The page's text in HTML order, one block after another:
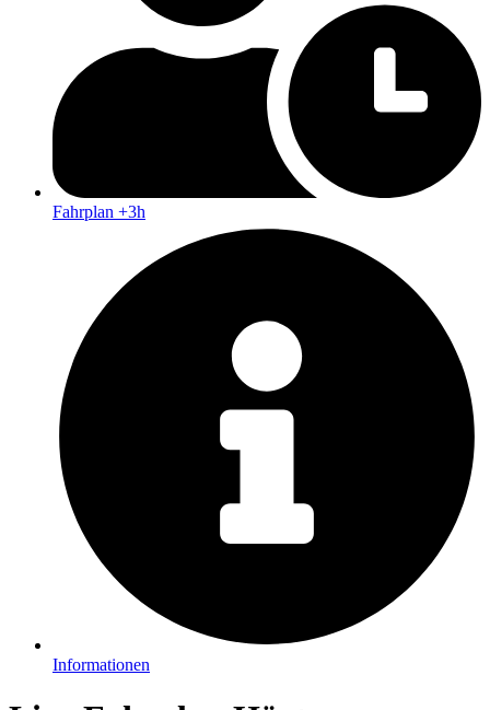
Fahrplan +3h
Informationen